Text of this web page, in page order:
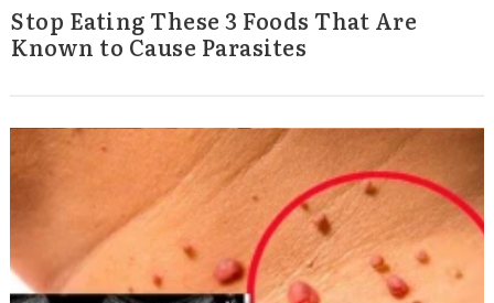
Stop Eating These 3 Foods That Are
Known to Cause Parasites